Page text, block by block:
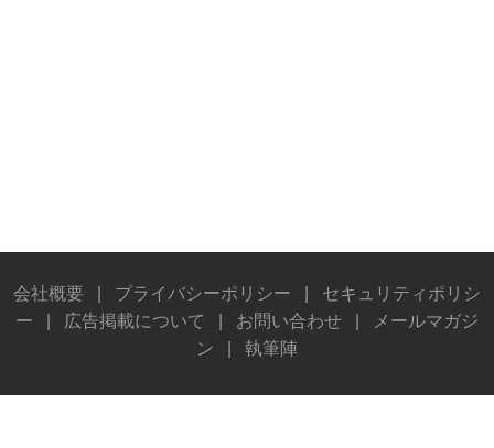
会社概要 プライバシーポリシー
セキュリティポリシ
ー
広告掲載について お問い合わせ
メールマガジ
ン
執筆陣